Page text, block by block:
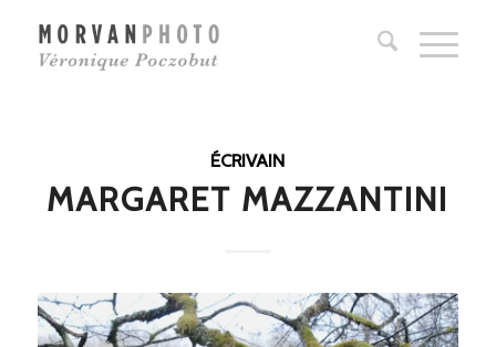
ÉCRIVAIN
MARGARET MAZZANTINI